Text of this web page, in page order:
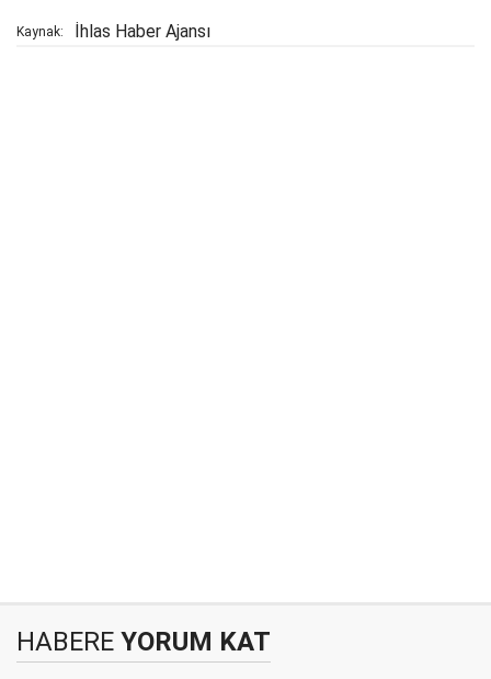
Kaynak: İhlas Haber Ajansı
HABERE YORUM KAT